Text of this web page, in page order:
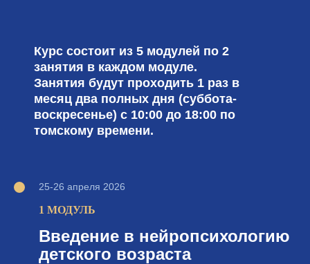
Курс состоит из 5 модулей по 2
занятия в каждом модуле.
Занятия будут проходить 1 раз в
месяц два полных дня (суббота-
воскресенье) с 10:00 до 18:00 по
томскому времени.
25-26 апреля 2026
1 МОДУЛЬ
Введение в нейропсихологию
детского возраста